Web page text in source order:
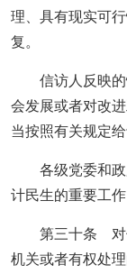
理、具有现实可
复。
信访人反映
会发展或者对改
当按照有关规定给
各级党委和
计民生的重要工
第三十条 对
机关或者有权处